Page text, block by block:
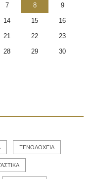
7 8 9
14 15 16
21 22 23
28 29 30
ΞΕΝΟΔΟΧΕΙΑ